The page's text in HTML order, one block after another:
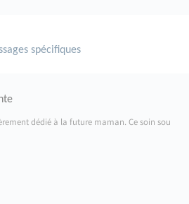
spécifiques
dédié à la future maman. Ce soin